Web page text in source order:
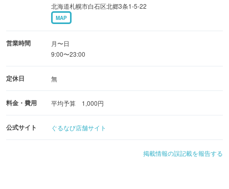
北海道札幌市白石区北郷3条1-5-22
MAP
営業時間
月〜日
9:00〜23:00
定休日 無
料金・費用 平均予算 1,000円
公式サイト ぐるなび店舗サイト
掲載情報の誤記載を報告する